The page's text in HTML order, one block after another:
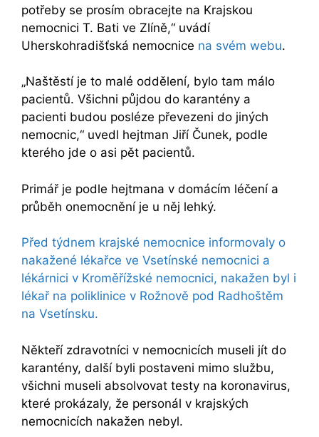
potřeby se prosím obracejte na Krajskou
nemocnici T. Bati ve Zlíně,“ uvádí
Uherskohradišťská nemocnice na svém webu.
„Naštěstí je to malé oddělení, bylo tam málo
pacientů. Všichni půjdou do karantény a
pacienti budou posléze převezeni do jiných
nemocnic,“ uvedl hejtman Jiří Čunek, podle
kterého jde o asi pět pacientů.
Primář je podle hejtmana v domácím léčení a
průběh onemocnění je u něj lehký.
Před týdnem krajské nemocnice informovaly o
nakažené lékařce ve Vsetínské nemocnici a
lékárnici v Kroměřížské nemocnici, nakažen byl i
lékař na poliklinice v Rožnově pod Radhoštěm
na Vsetínsku.
Někteří zdravotníci v nemocnicích museli jít do
karantény, další byli postaveni mimo službu,
všichni museli absolvovat testy na koronavirus,
které prokázaly, že personál v krajských
nemocnicích nakažen nebyl.